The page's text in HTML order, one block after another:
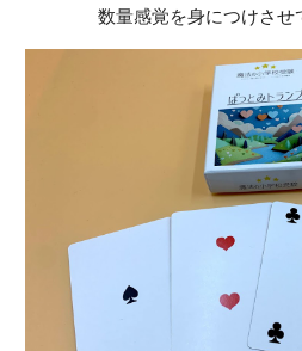
数量感覚を身につけさせ